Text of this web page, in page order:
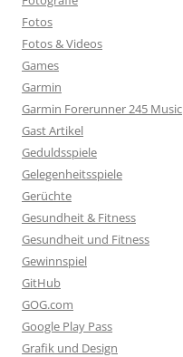
Fotos
Fotos & Videos
Games
Garmin
Garmin Forerunner 245 Music
Gast Artikel
Geduldsspiele
Gelegenheitsspiele
Gerüchte
Gesundheit & Fitness
Gesundheit und Fitness
Gewinnspiel
GitHub
GOG.com
Google Play Pass
Grafik und Design